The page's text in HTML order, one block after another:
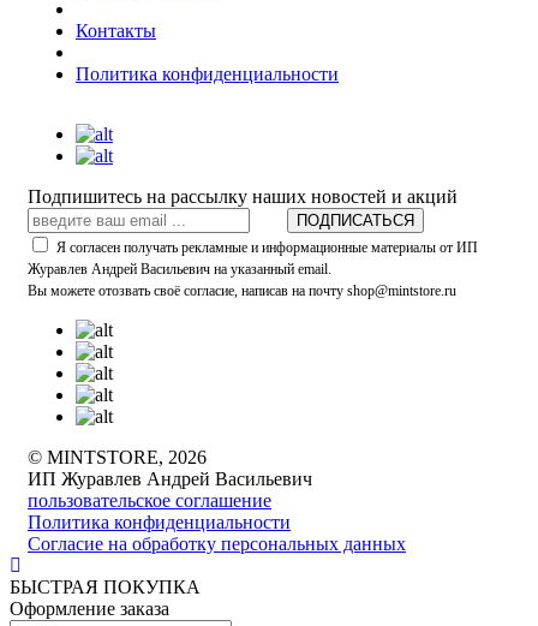
Контакты
Политика конфиденциальности
Подпишитесь на рассылку наших новостей и акций
ПОДПИСАТЬСЯ
Я согласен получать рекламные и информационные материалы от ИП
Журавлев Андрей Васильевич на указанный email.
Вы можете отозвать своё согласие, написав на почту shop@mintstore.ru
© MINTSTORE, 2026
ИП Журавлев Андрей Васильевич
пользовательское соглашение
Политика конфиденциальности
Согласие на обработку персональных данных
БЫСТРАЯ ПОКУПКА
Оформление заказа